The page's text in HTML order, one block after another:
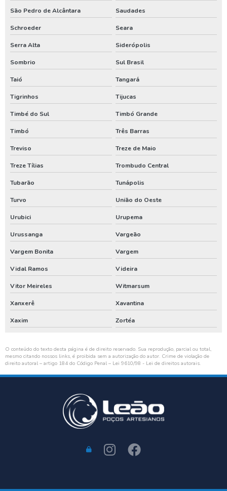
São Pedro de Alcântara Saudades
Schroeder Seara
Serra Alta Siderópolis
Sombrio Sul Brasil
Taió Tangará
Tigrinhos Tijucas
Timbé do Sul Timbó Grande
Timbó Três Barras
Treviso Treze de Maio
Treze Tílias Trombudo Central
Tubarão Tunápolis
Turvo União do Oeste
Urubici Urupema
Urussanga Vargeão
Vargem Bonita Vargem
Vidal Ramos Videira
Vitor Meireles Witmarsum
Xanxerê Xavantina
Xaxim Zortéa
O conteúdo do texto desta página é de direito reservado. Sua reprodução, parcial ou total,
mesmo citando nossos links, é proibida sem a autorização do autor. Crime de violação de
direito autoral – artigo 184 do Código Penal – Lei 9610/98 - Lei de direitos autorais.